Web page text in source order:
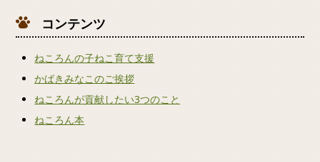
コンテンツ
ねころんの子ねこ育て支援
かばきみなこのご挨拶
ねころんが貢献したい3つのこと
ねころん本